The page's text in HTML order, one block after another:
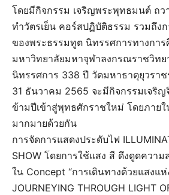
โดยมีกิจกรรม เจริญพระพุทธมนต์ ถว
ทำวัตรเย็น คอร์สปฏิบัติธรรม รวมถึงก
ของพระธรรมทูต นิทรรศการทางการ
มหาวิทยาลัยมหาจุฬาลงกรณราชวิทย
นิทรรศการ 338 ปี วัดมหาธาตุยุวรา
31 ธันวาคม 2565 จะมีกิจกรรมเจริ
ข้ามปีเข้าสู่พุทธศักราชใหม่ โดยภาย
มากมายด้วยกัน
การจัดการแสดงประดับไฟ
SHOW โดยการใช้แสง สี ดึงดูดควา
ใน Concept “การเดินทางด้วยแสงแ
JOURNEYING THROUGH LIGHT